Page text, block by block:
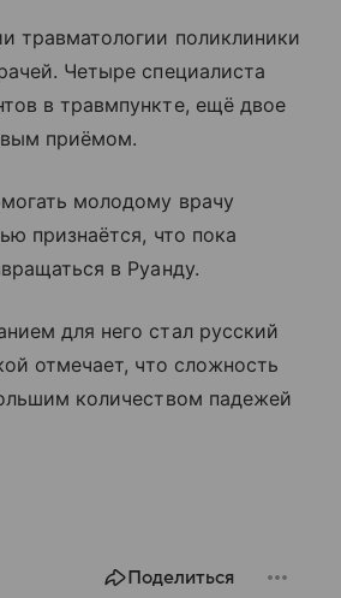
травматологии поликлиники
Четыре специалиста
в травмпункте, ещё двое
приёмом.
молодому врачу
признаётся, что пока
в Руанду.
для него стал русский
отмечает, что сложность
количеством падежей
Поделиться